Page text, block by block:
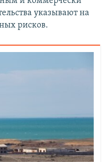
указывают на
рисков.